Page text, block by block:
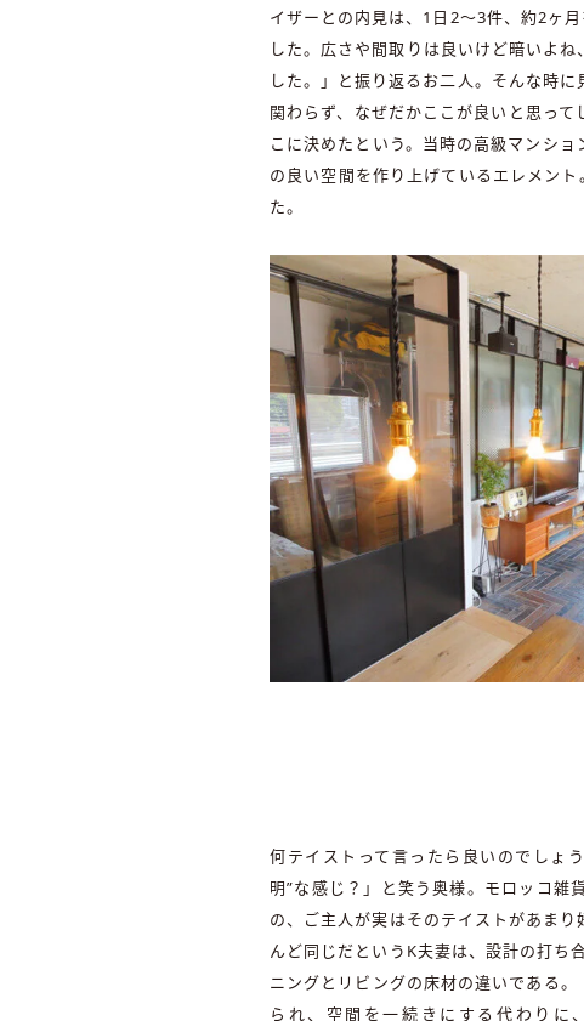
イザーとの内見は、1日2〜3件、約2ヶ
した。広さや間取りは良いけど暗いよ
した。」と振り返るお二人。そんな時
関わらず、なぜだかここが良いと思っ
こに決めたという。当時の高級マンシ
の良い空間を作り上げているエレメン
た。
何テイストって言ったら良いのでしょ
明”な感じ？」と笑う奥様。モロッコ雑
の、ご主人が実はそのテイストがあま
んど同じだというK夫妻は、設計の打ち
ニングとリビングの床材の違いである
られ、空間を一続きにする代わりに